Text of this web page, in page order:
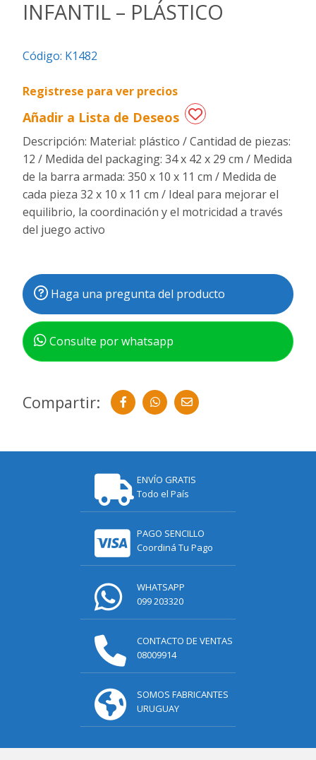
fechas
INFANTIL – PLÁSTICO
Código: K1482
Registrese para ver precios
Añadir a Lista de Deseos
Descripción: Material: plástico / Cantidad de piezas:
12 / Medida del packaging: 34 x 42 x 29 cm / Medida
de la barra armada: 350 x 10 x 11 cm / Medida de
cada pieza 32 x 10 x 11 cm / Ideal para mejorar el
equilibrio, la coordinación y el motricidad a través
del juego activo
Haga una pregunta del producto
Consulte por whatsapp
Compartir:
ENVÍO GRATIS
Todo el País
PAGO SENCILLO
Coordiná Tu Pago
WHATSAPP
099 203320
CONTACTO DE VENTAS
08009914
SOMOS FABRICANTES
URUGUAY